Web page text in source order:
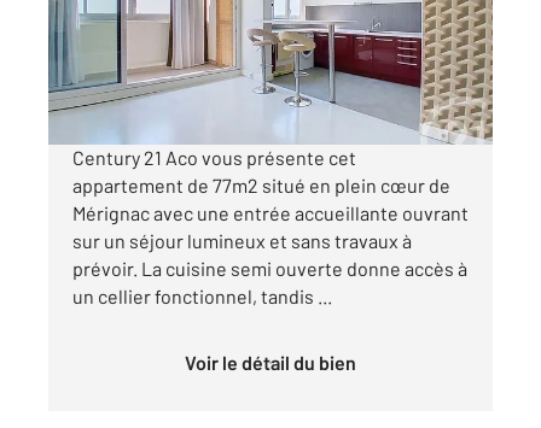
Appartement T4 à vendre
189 000 €
Visiter le site dédié
Century 21 Aco vous présente cet
appartement de 77m2 situé en plein cœur de
Mérignac avec une entrée accueillante ouvrant
sur un séjour lumineux et sans travaux à
prévoir. La cuisine semi ouverte donne accès à
un cellier fonctionnel, tandis ...
Voir le détail du bien